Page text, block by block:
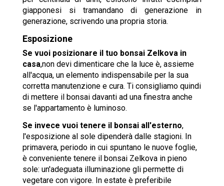
giapponesi si tramandano di generazione in
generazione, scrivendo una propria storia.
Esposizione
Se vuoi posizionare il tuo bonsai Zelkova in
casa,non devi dimenticare che la luce è, assieme
all'acqua, un elemento indispensabile per la sua
corretta manutenzione e cura. Ti consigliamo quindi
di mettere il bonsai davanti ad una finestra anche
se l'appartamento è luminoso.
Se invece vuoi tenere il bonsai all'esterno,
l'esposizione al sole dipenderà dalle stagioni. In
primavera, periodo in cui spuntano le nuove foglie,
è conveniente tenere il bonsai Zelkova in pieno
sole: un'adeguata illuminazione gli permette di
vegetare con vigore. In estate è preferibile